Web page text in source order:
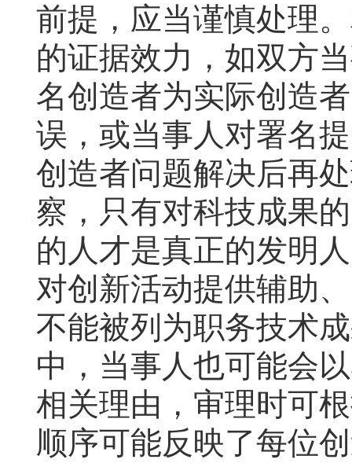
前提，应当谨慎处理
的证据效力，如双方
名创造者为实际创造
误，或当事人对署名
创造者问题解决后再
察，只有对科技成果
的人才是真正的发明
对创新活动提供辅助
不能被列为职务技术
中，当事人也可能会
相关理由，审理时可
顺序可能反映了每位